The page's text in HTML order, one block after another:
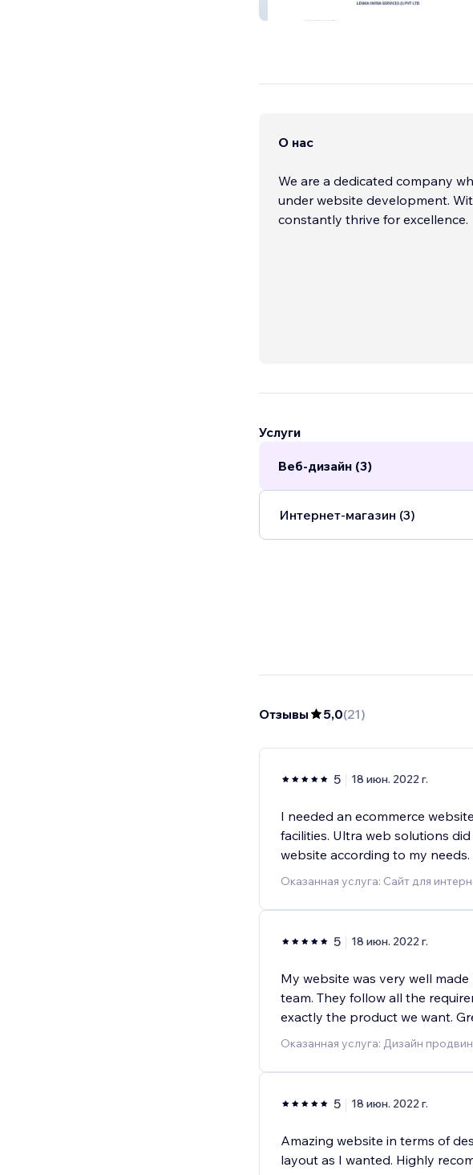
О нас
We are a dedicated company
under website development.
constantly thrive for excellence.
Услуги
Веб-дизайн (3)
Интернет-магазин (3)
Отзывы 5,0(21)
5 18 июн. 2022 г.
I needed an ecommerce
facilities. Ultra web solutions
website according to my needs.
Оказанная услуга: Сайт для
5 18 июн. 2022 г.
My website was very well
team. They follow all the
exactly the product we want.
Оказанная услуга: Дизайн
5 18 июн. 2022 г.
Amazing website in terms of
layout as I wanted. Highly